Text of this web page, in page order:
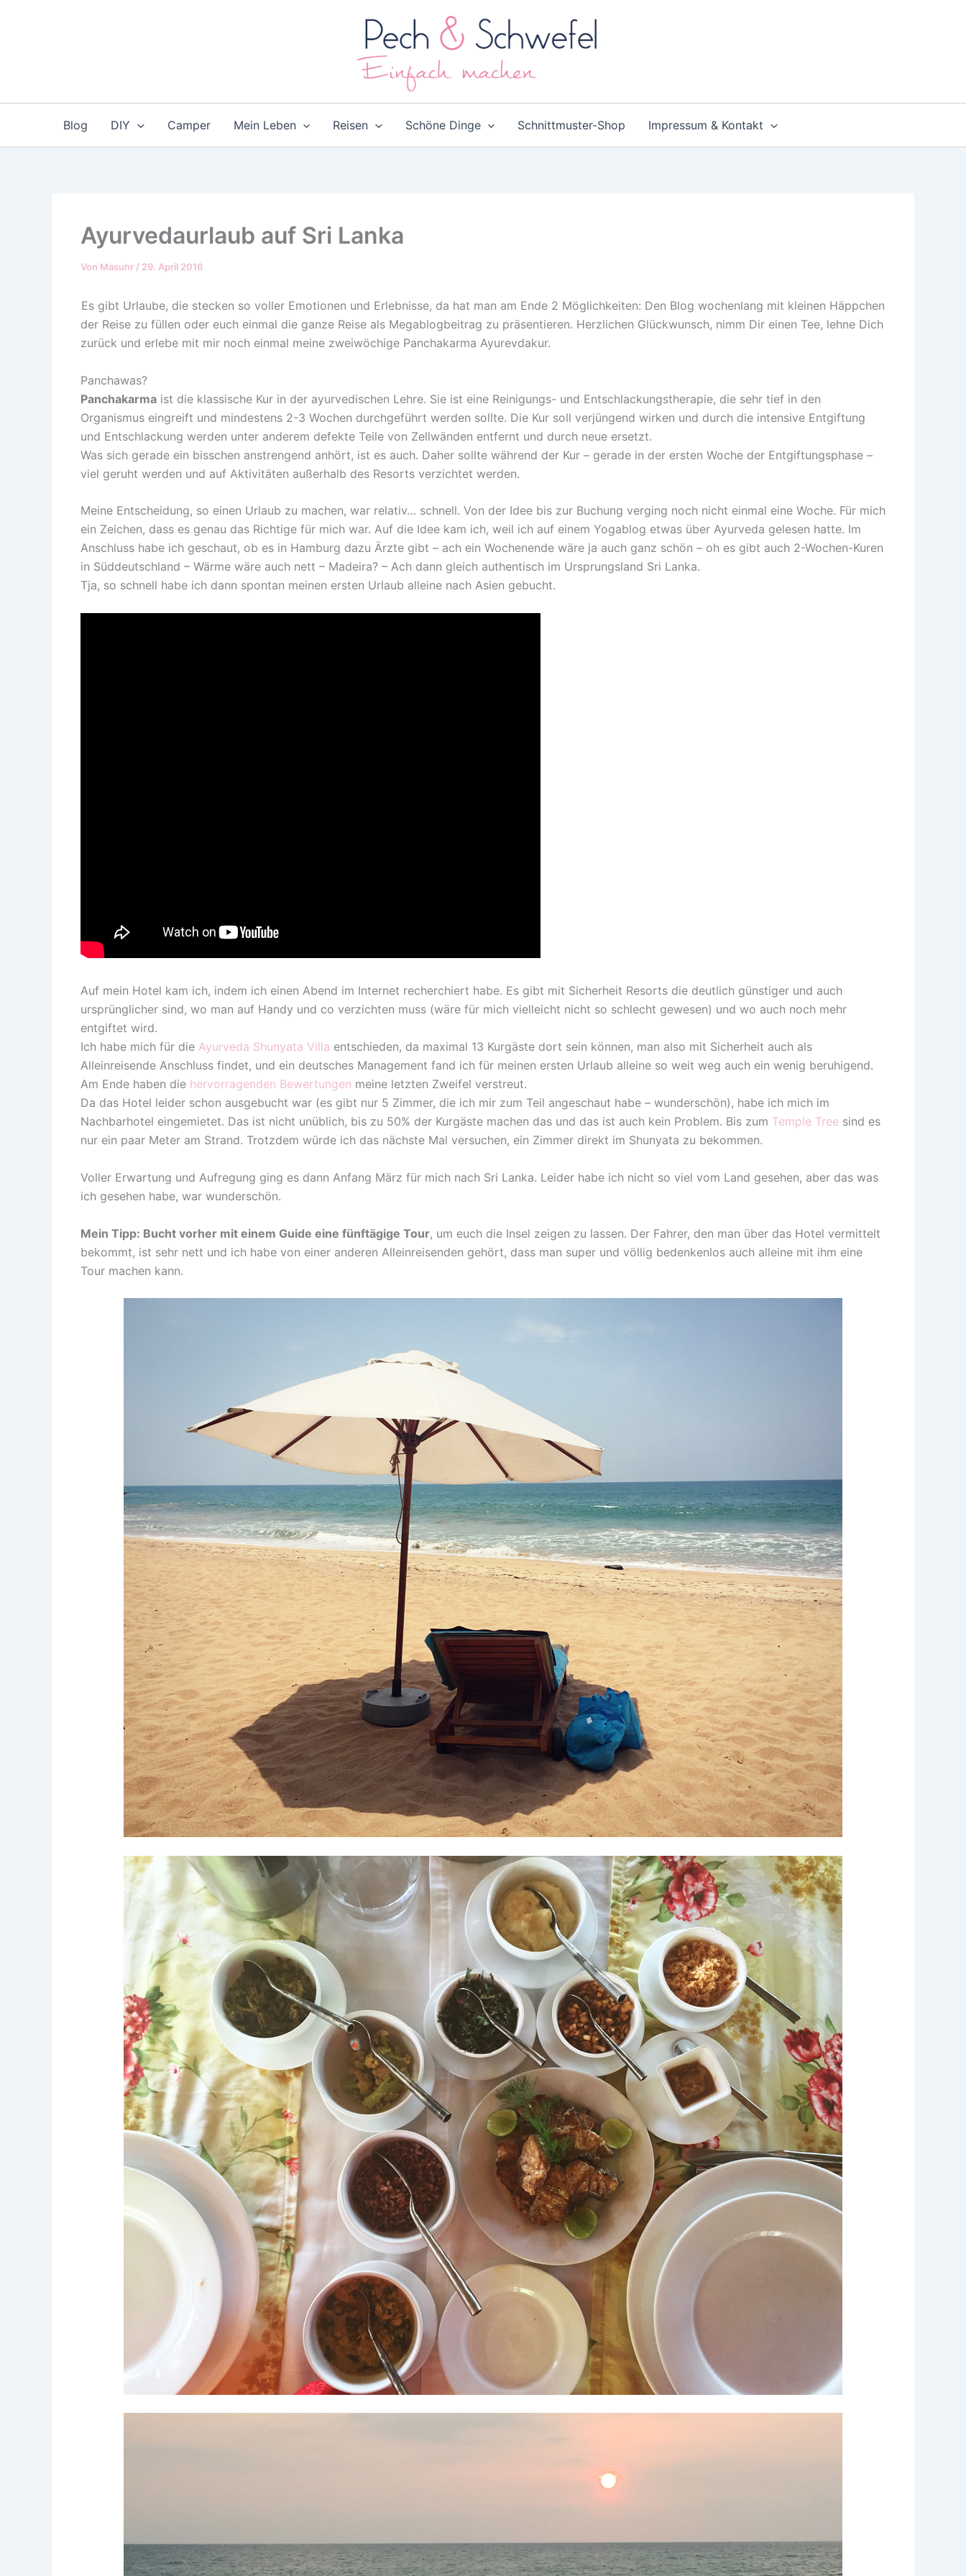
Blog DIY Camper Mein Leben Reisen Schöne Dinge Schnittmuster-Shop Impressum & Kontakt
Ayurvedaurlaub auf Sri Lanka
Von Masuhr / 29. April 2016
Es gibt Urlaube, die stecken so voller Emotionen und Erlebnisse, da hat man am Ende 2 Möglichkeiten: Den Blog wochenlang mit kleinen Häppchen
der Reise zu füllen oder euch einmal die ganze Reise als Megablogbeitrag zu präsentieren. Herzlichen Glückwunsch, nimm Dir einen Tee, lehne Dich
zurück und erlebe mit mir noch einmal meine zweiwöchige Panchakarma Ayurevdakur.
Panchawas?
Panchakarma ist die klassische Kur in der ayurvedischen Lehre. Sie ist eine Reinigungs- und Entschlackungstherapie, die sehr tief in den
Organismus eingreift und mindestens 2-3 Wochen durchgeführt werden sollte. Die Kur soll verjüngend wirken und durch die intensive Entgiftung
und Entschlackung werden unter anderem defekte Teile von Zellwänden entfernt und durch neue ersetzt.
Was sich gerade ein bisschen anstrengend anhört, ist es auch. Daher sollte während der Kur – gerade in der ersten Woche der Entgiftungsphase –
viel geruht werden und auf Aktivitäten außerhalb des Resorts verzichtet werden.
Meine Entscheidung, so einen Urlaub zu machen, war relativ… schnell. Von der Idee bis zur Buchung verging noch nicht einmal eine Woche. Für mich
ein Zeichen, dass es genau das Richtige für mich war. Auf die Idee kam ich, weil ich auf einem Yogablog etwas über Ayurveda gelesen hatte. Im
Anschluss habe ich geschaut, ob es in Hamburg dazu Ärzte gibt – ach ein Wochenende wäre ja auch ganz schön – oh es gibt auch 2-Wochen-Kuren
in Süddeutschland – Wärme wäre auch nett – Madeira? – Ach dann gleich authentisch im Ursprungsland Sri Lanka.
Tja, so schnell habe ich dann spontan meinen ersten Urlaub alleine nach Asien gebucht.
Auf mein Hotel kam ich, indem ich einen Abend im Internet recherchiert habe. Es gibt mit Sicherheit Resorts die deutlich günstiger und auch
ursprünglicher sind, wo man auf Handy und co verzichten muss (wäre für mich vielleicht nicht so schlecht gewesen) und wo auch noch mehr
entgiftet wird.
Ich habe mich für die Ayurveda Shunyata Villa entschieden, da maximal 13 Kurgäste dort sein können, man also mit Sicherheit auch als
Alleinreisende Anschluss findet, und ein deutsches Management fand ich für meinen ersten Urlaub alleine so weit weg auch ein wenig beruhigend.
Am Ende haben die hervorragenden Bewertungen meine letzten Zweifel verstreut.
Da das Hotel leider schon ausgebucht war (es gibt nur 5 Zimmer, die ich mir zum Teil angeschaut habe – wunderschön), habe ich mich im
Nachbarhotel eingemietet. Das ist nicht unüblich, bis zu 50% der Kurgäste machen das und das ist auch kein Problem. Bis zum Temple Tree sind es
nur ein paar Meter am Strand. Trotzdem würde ich das nächste Mal versuchen, ein Zimmer direkt im Shunyata zu bekommen.
Voller Erwartung und Aufregung ging es dann Anfang März für mich nach Sri Lanka. Leider habe ich nicht so viel vom Land gesehen, aber das was
ich gesehen habe, war wunderschön.
Mein Tipp: Bucht vorher mit einem Guide eine fünftägige Tour, um euch die Insel zeigen zu lassen. Der Fahrer, den man über das Hotel vermittelt
bekommt, ist sehr nett und ich habe von einer anderen Alleinreisenden gehört, dass man super und völlig bedenkenlos auch alleine mit ihm eine
Tour machen kann.